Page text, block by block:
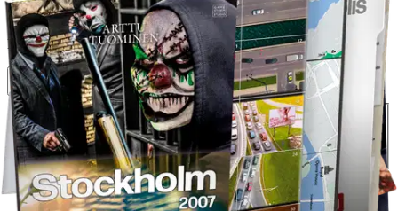
Asiakasomistajahinta
Hinta ilman S-Etukorttia: 18,95 €
Verkkokaupan hinta
Valitse toimitustapa
Nouto myymälästä
Ei saatavilla
Toimitus
Kotiin tai noutopisteeseenAlk. 0 €